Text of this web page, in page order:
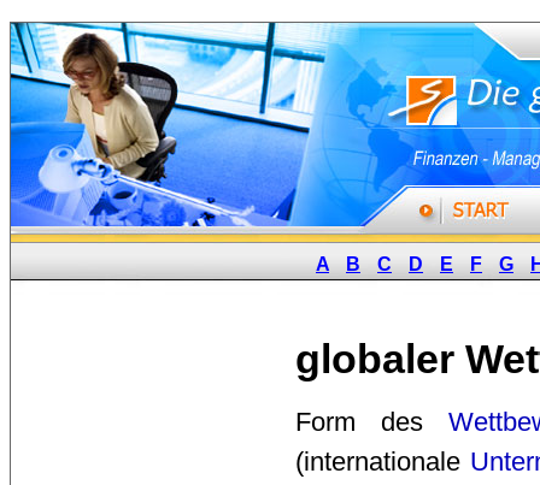
A B C D E F G
globaler
Form des
(internationale